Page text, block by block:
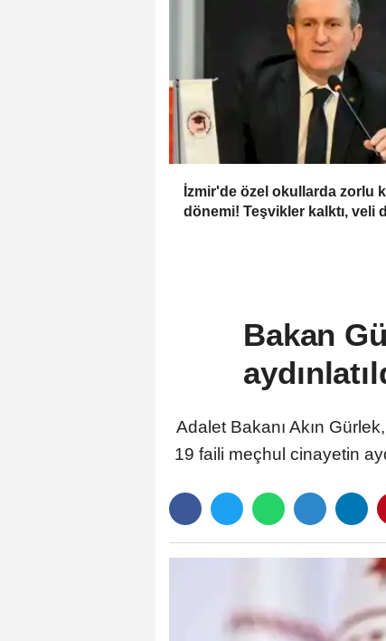
İzmir'de özel okullarda zorlu
dönemi! Teşvikler kalktı, veli
Bakan
Adalet Bakanı Akın
19 faili meçhul cinayetin